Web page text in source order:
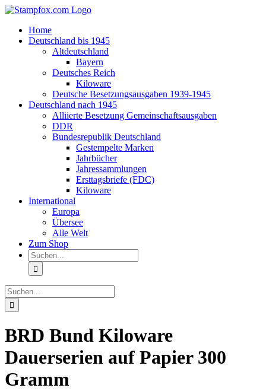
Zum
springenHome
Deutschland bis 1945
Altdeutschland
Bayern
Deutsches Reich
Kiloware
Deutsche Besetzungsausgaben 1939-1945
Deutschland nach 1945
Alliierte Besetzung Gemeinschaftsausgaben
DDR
Bundesrepublik Deutschland
Gestempelte Marken
Jahrbücher
Jahressammlungen
Ersttagsbriefe (FDC)
Kiloware
International
Europa
Übersee
Alle Welt
Zum Shop
Suche
nach:
Suche
nach:
BRD Bund Kiloware
Dauerserien auf Papier 300
Gramm